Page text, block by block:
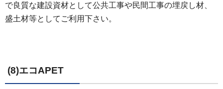
で良質な建設資材として公共工事や民間工事の埋戻し材、
盛土材等としてご利用下さい。
(8)エコAPET